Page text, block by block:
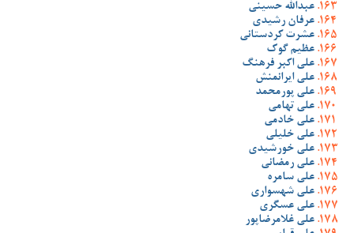
عبدالله حسینی
عرفان رشیدی
عشرت کردستانی
عظیم گوک
علی اکبر فرهنگ
علی ایرانمنش
علی پورمحمد
علی تهامی
علی خادمی
علی خلیلی
علی خورشیدی
علی رمضانی
علی سامره
علی شهسواری
علی عسگری
علی غلامرضاپور